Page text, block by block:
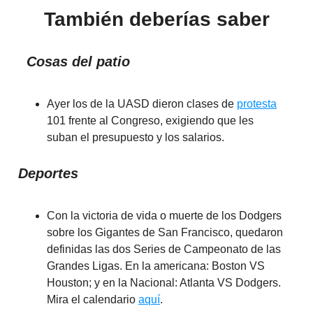
También deberías saber
Cosas del patio
Ayer los de la UASD dieron clases de protesta
101 frente al Congreso, exigiendo que les
suban el presupuesto y los salarios.
Deportes
Con la victoria de vida o muerte de los Dodgers
sobre los Gigantes de San Francisco, quedaron
definidas las dos Series de Campeonato de las
Grandes Ligas. En la americana: Boston VS
Houston; y en la Nacional: Atlanta VS Dodgers.
Mira el calendario aquí.